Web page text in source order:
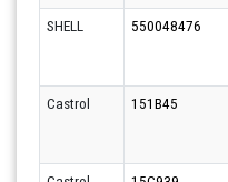
SHELL 550048476
Castrol 151B45